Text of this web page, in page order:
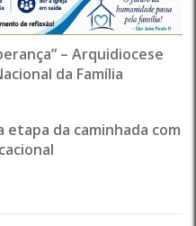
– Arquidiocese
da Família
etapa da caminhada com